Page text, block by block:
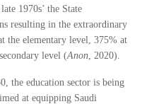
1970s’ the State
resulting in the extraordinary
the elementary level, 375% at
level (Anon , 2020).
the education sector is being
at equipping Saudi